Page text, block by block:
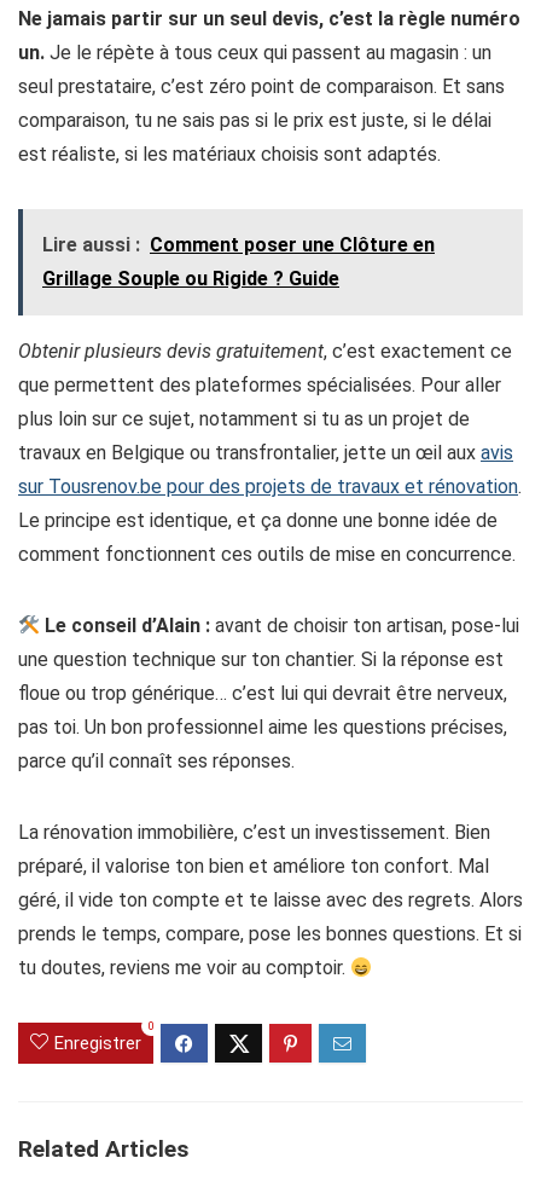
Ne jamais partir sur un seul devis, c’est la règle numéro
un. Je le répète à tous ceux qui passent au magasin : un
seul prestataire, c’est zéro point de comparaison. Et sans
comparaison, tu ne sais pas si le prix est juste, si le délai
est réaliste, si les matériaux choisis sont adaptés.
Lire aussi : Comment poser une Clôture en
Grillage​ Souple ou Rigide ? Guide
Obtenir plusieurs devis gratuitement, c’est exactement ce
que permettent des plateformes spécialisées. Pour aller
plus loin sur ce sujet, notamment si tu as un projet de
travaux en Belgique ou transfrontalier, jette un œil aux avis
sur Tousrenov.be pour des projets de travaux et rénovation.
Le principe est identique, et ça donne une bonne idée de
comment fonctionnent ces outils de mise en concurrence.
Le conseil d’Alain : avant de choisir ton artisan, pose-lui
une question technique sur ton chantier. Si la réponse est
floue ou trop générique… c’est lui qui devrait être nerveux,
pas toi. Un bon professionnel aime les questions précises,
parce qu’il connaît ses réponses.
La rénovation immobilière, c’est un investissement. Bien
préparé, il valorise ton bien et améliore ton confort. Mal
géré, il vide ton compte et te laisse avec des regrets. Alors
prends le temps, compare, pose les bonnes questions. Et si
tu doutes, reviens me voir au comptoir.
Enregistrer
0
Related Articles